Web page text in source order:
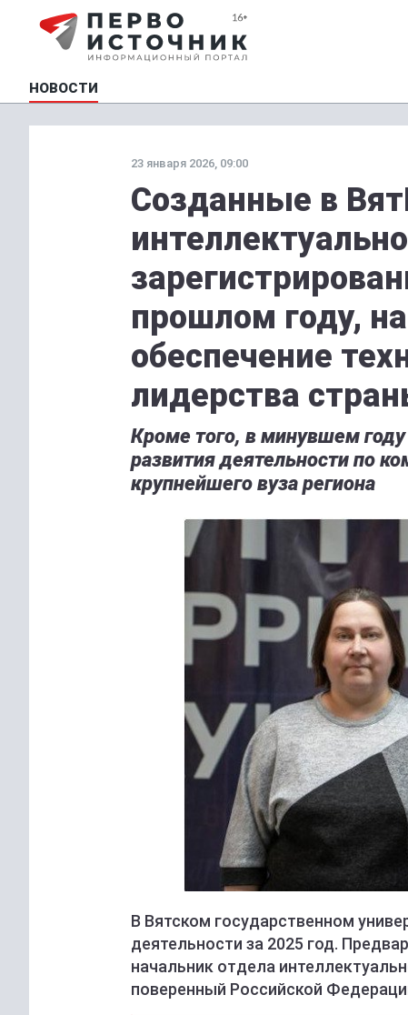
НОВОСТИ
23 января 2026, 09:00
Созданные в
прошлом году,
обеспечение
лидерства
Кроме того, в минувшем
развития деятельности по
крупнейшего вуза региона
В Вятском государственном
деятельности за 2025 год.
начальник отдела
поверенный Российской